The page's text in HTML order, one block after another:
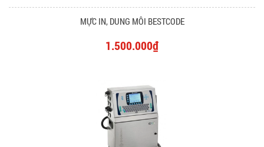
MỰC IN, DUNG MÔI BESTCODE
1.500.000₫